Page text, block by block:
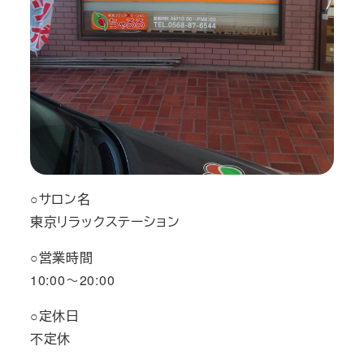
○サロン名
東京リラックステーション
○営業時間
10:00～20:00
○定休日
不定休